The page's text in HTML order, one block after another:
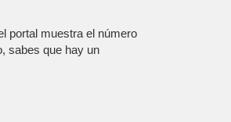
portal muestra el número
sabes que hay un